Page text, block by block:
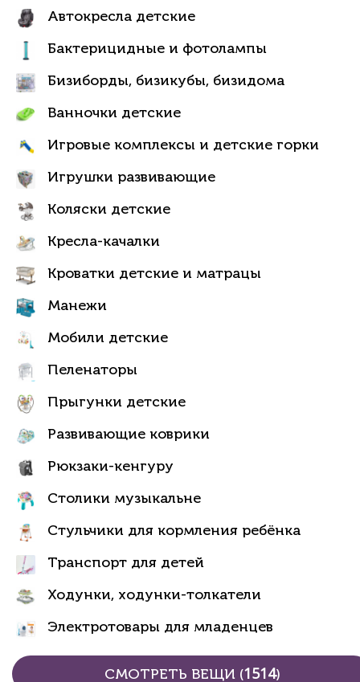
Автокресла детские
Бактерицидные и фотолампы
Бизиборды, бизикубы, бизидома
Ванночки детские
Игровые комплексы и детские горки
Игрушки развивающие
Коляски детские
Кресла-качалки
Кроватки детские и матрацы
Манежи
Мобили детские
Пеленаторы
Прыгунки детские
Развивающие коврики
Рюкзаки-кенгуру
Столики музыкальне
Стульчики для кормления ребёнка
Транспорт для детей
Ходунки, ходунки-толкатели
Электротовары для младенцев
СМОТРЕТЬ ВЕЩИ (1514)